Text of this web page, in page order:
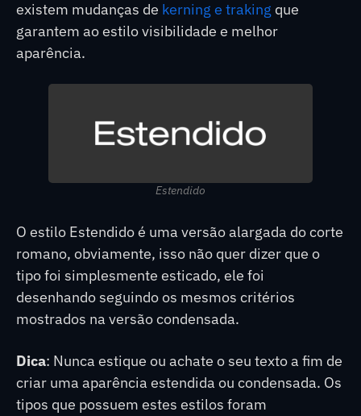
existem mudanças de kerning e traking que
garantem ao estilo visibilidade e melhor
aparência.
Estendido
O estilo Estendido é uma versão alargada do corte
romano, obviamente, isso não quer dizer que o
tipo foi simplesmente esticado, ele foi
desenhando seguindo os mesmos critérios
mostrados na versão condensada.
Dica: Nunca estique ou achate o seu texto a fim de
criar uma aparência estendida ou condensada. Os
tipos que possuem estes estilos foram